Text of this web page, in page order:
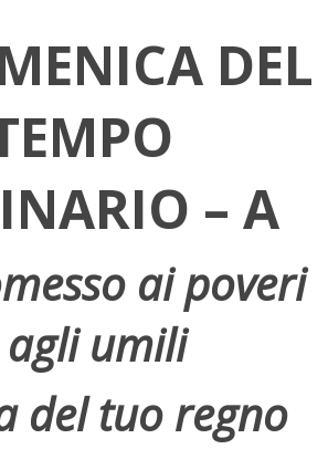
DEL
– A
ai poveri
agli umili
del tuo regno